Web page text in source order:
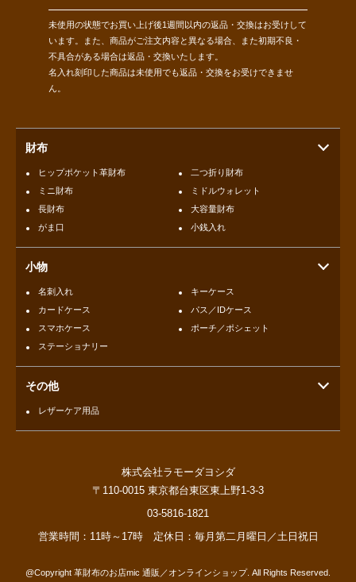
未使用の状態でお買い上げ後1週間以内の返品・交換はお受けして
います。また、商品がご注文内容と異なる場合、また初期不良・
不具合がある場合は返品・交換いたします。
名入れ刻印した商品は未使用でも返品・交換をお受けできませ
ん。
財布
ヒップポケット革財布
二つ折り財布
ミニ財布
ミドルウォレット
長財布
大容量財布
がま口
小銭入れ
小物
名刺入れ
キーケース
カードケース
パス／IDケース
スマホケース
ポーチ／ポシェット
ステーショナリー
その他
レザーケア用品
株式会社ラモーダヨシダ
〒110-0015 東京都台東区東上野1-3-3
03-5816-1821
営業時間：11時～17時 定休日：毎月第二月曜日／土日祝日
@Copyright 革財布のお店mic 通販／オンラインショップ. All Rights Reserved.